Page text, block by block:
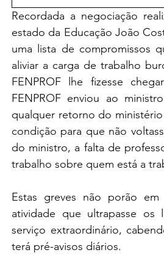
Recordada a negociação
estado da Educação João
uma lista de compromissos
aliviar a carga de trabalho
FENPROF lhe fizesse
FENPROF enviou ao
qualquer retorno do
condição para que não
do ministro, a falta de
trabalho sobre quem está a
Estas greves não porão
atividade que ultrapasse os
serviço extraordinário,
terá pré-avisos diários.